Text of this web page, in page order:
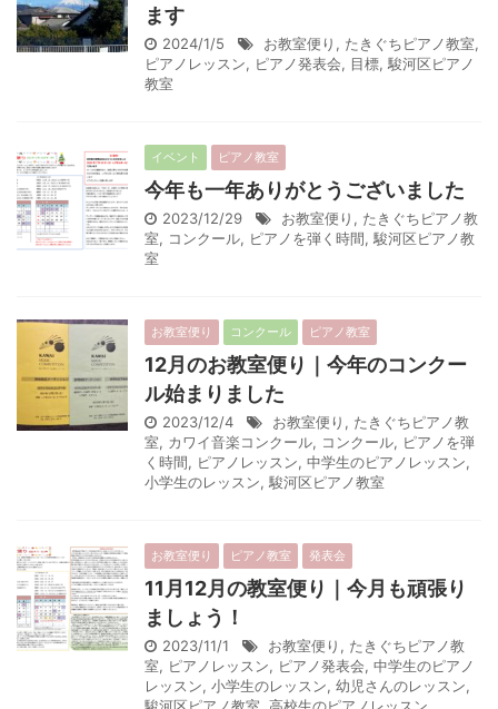
ます
2024/1/5 お教室便り , たきぐちピアノ教室,
ピアノレッスン, ピアノ発表会, 目標, 駿河区ピアノ
教室
イベント ピアノ教室
今年も一年ありがとうございました
2023/12/29 お教室便り , たきぐちピアノ教
室, コンクール, ピアノを弾く時間, 駿河区ピアノ教
室
お教室便り コンクール ピアノ教室
12月のお教室便り｜今年のコンクー
ル始まりました
2023/12/4 お教室便り , たきぐちピアノ教
室, カワイ音楽コンクール, コンクール, ピアノを弾
く時間, ピアノレッスン, 中学生のピアノレッスン,
小学生のレッスン, 駿河区ピアノ教室
お教室便り ピアノ教室 発表会
11月12月の教室便り｜今月も頑張り
ましょう！
2023/11/1 お教室便り , たきぐちピアノ教
室, ピアノレッスン, ピアノ発表会, 中学生のピアノ
レッスン, 小学生のレッスン, 幼児さんのレッスン,